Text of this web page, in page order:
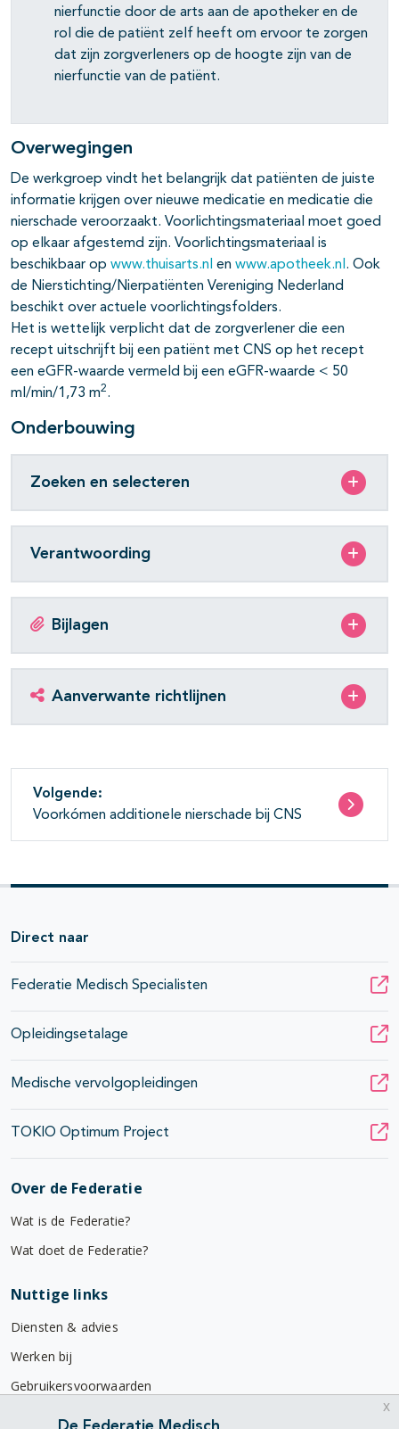
nierfunctie door de arts aan de apotheker en de
rol die de patiënt zelf heeft om ervoor te zorgen
dat zijn zorgverleners op de hoogte zijn van de
nierfunctie van de patiënt.
Overwegingen
De werkgroep vindt het belangrijk dat patiënten de juiste
informatie krijgen over nieuwe medicatie en medicatie die
nierschade veroorzaakt. Voorlichtingsmateriaal moet goed
op elkaar afgestemd zijn. Voorlichtingsmateriaal is
beschikbaar op www.thuisarts.nl en www.apotheek.nl . Ook
de Nierstichting/Nierpatiënten Vereniging Nederland
beschikt over actuele voorlichtingsfolders.
Het is wettelijk verplicht dat de zorgverlener die een
recept uitschrijft bij een patiënt met CNS op het recept
een eGFR-waarde vermeld bij een eGFR-waarde < 50
ml/min/1,73 m2.
Onderbouwing
Zoeken en selecteren
Verantwoording
Bijlagen
Aanverwante richtlijnen
Volgende:
Voorkómen additionele nierschade bij CNS
Direct naar
Federatie Medisch Specialisten
Opleidingsetalage
Medische vervolgopleidingen
TOKIO Optimum Project
Over de Federatie
Wat is de Federatie?
Wat doet de Federatie?
Nuttige links
Diensten & advies
Werken bij
Gebruikersvoorwaarden
Privacyverklaring
x